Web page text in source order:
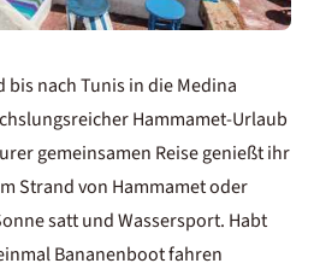
bis nach Tunis in die Medina
Hammamet-Urlaub
gemeinsamen Reise genießt ihr
Strand von Hammamet oder
satt und Wassersport. Habt
Bananenboot fahren